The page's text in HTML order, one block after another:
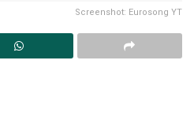
Screenshot: Eurosong YT